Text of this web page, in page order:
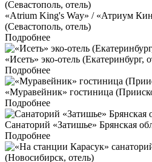
«Atrium King's Way» / «Атриум
(Севастополь, отель)
Подробнее
«Исеть» эко-отель (Екатеринбург,
Подробнее
«Муравейник» гостиница
Подробнее
Санаторий «Затишье» Брянская
Подробнее